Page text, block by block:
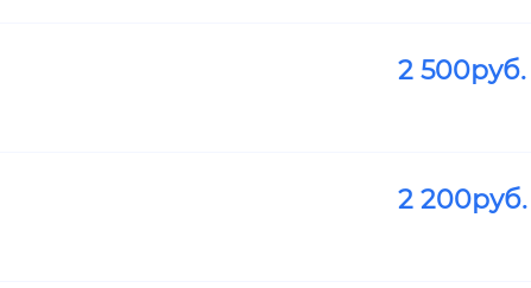
2 500руб.
2 200руб.